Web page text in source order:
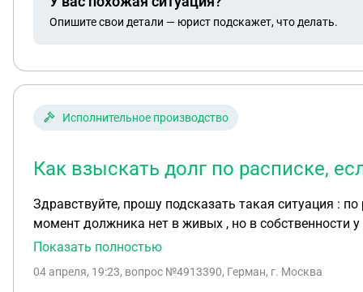
Опишите свои детали — юрист подскажет, что делать.
Исполнительное производство
Как взыскать долг по расписке,
Здравствуйте, прошу подсказать такая ситуация : по расписке
момент должника нет в живых , но в собственности у него 2 квартиры , наследников нет , можно ли как- то через суд взыскать денежные средства ,чтобы через
приставов реализовались квартиры и вернули деньги
Показать полностью
04 апреля, 19:23, вопрос №4913390, Герман, г. Москва